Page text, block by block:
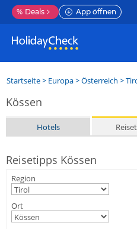
% Deals App öffnen
Startseite> Europa>Österreich >
Kössen
Hotels
Reisetipps Kössen
Region
Ort